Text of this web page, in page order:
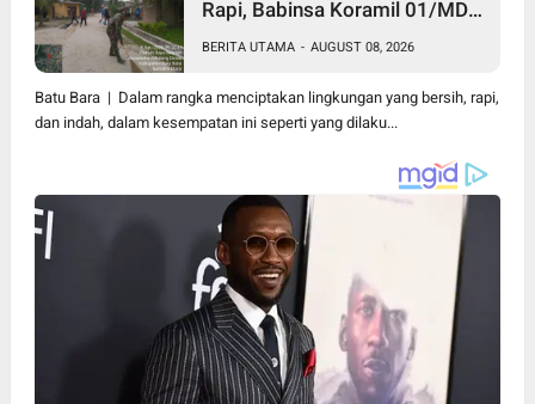
Rapi, Babinsa Koramil 01/MD
Warga Pakam Raya Selatan
Gotong Royong
BERITA UTAMA - AUGUST 08, 2026
Batu Bara | Dalam rangka menciptakan lingkungan yang bersih, rapi,
dan indah, dalam kesempatan ini seperti yang dilaku...